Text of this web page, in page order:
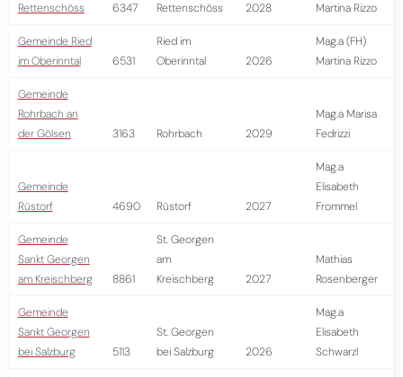
Rettenschöss
6347 Rettenschöss 2028
Martina Rizzo
Gemeinde Ried
im Oberinntal
6531
Ried im
Oberinntal
2026
Mag.a (FH)
Martina Rizzo
Gemeinde
Rohrbach an
der Gölsen
3163 Rohrbach 2029
Mag.a Marisa
Fedrizzi
Gemeinde
Rüstorf
4690 Rüstorf 2027
Mag.a
Elisabeth
Frommel
Gemeinde
Sankt Georgen
am Kreischberg
8861
St. Georgen
am
Kreischberg
2027
Mathias
Rosenberger
Gemeinde
Sankt Georgen
bei Salzburg
5113
St. Georgen
bei Salzburg
2026
Mag.a
Elisabeth
Schwarzl